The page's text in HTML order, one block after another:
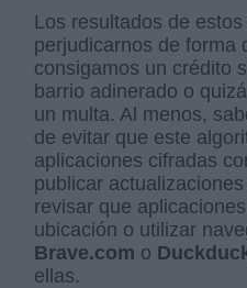
Los resultados de
perjudicarnos de forma
consigamos un crédito
barrio adinerado o
un multa. Al menos,
de evitar que este
aplicaciones cifradas
publicar
revisar que
ubicación o utilizar
Brave.com o
ellas.